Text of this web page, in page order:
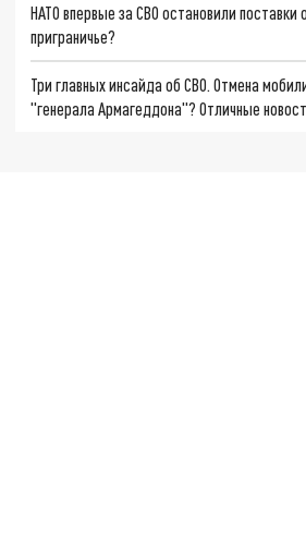
НАТО впервые за СВО остановили поставки
приграничье?
Три главных инсайда об СВО. Отмена
"генерала Армагеддона"? Отличные